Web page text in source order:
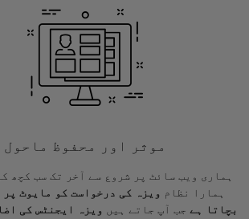
موثر اور محفوظ ماحول
ہماری ویب سائٹ پر شروع سے آخر تک سب کچھ
ہمارا نظام ویزہ کی درخواست کو مایوٹ پر
بچاتا ہے جب آپ جاتے ہیں ویزہ ایجنٹس کی